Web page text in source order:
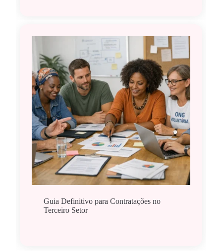
Guia Definitivo para Contratações no
Terceiro Setor